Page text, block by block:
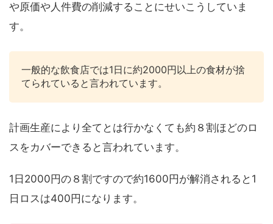
や原価や人件費の削減することにせいこうしていま
す。
一般的な飲食店では1日に約2000円以上の食材が捨
てられていると言われています。
計画生産により全てとは行かなくても約８割ほどのロ
スをカバーできると言われています。
1日2000円の８割ですので約1600円が解消されると1
日ロスは400円になります。